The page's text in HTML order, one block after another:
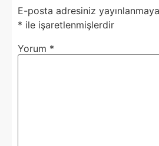
E-posta adresiniz
* ile işaretlenmişlerdir
Yorum *